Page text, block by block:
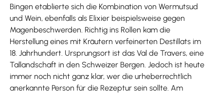
Bingen etablierte sich die Kombination von Wermutsud
und Wein, ebenfalls als Elixier beispielsweise gegen
Magenbeschwerden. Richtig ins Rollen kam die
Herstellung eines mit Kräutern verfeinerten Destillats im
18. Jahrhundert. Ursprungsort ist das Val de Travers, eine
Tallandschaft in den Schweizer Bergen. Jedoch ist heute
immer noch nicht ganz klar, wer die urheberrechtlich
anerkannte Person für die Rezeptur sein sollte. Am